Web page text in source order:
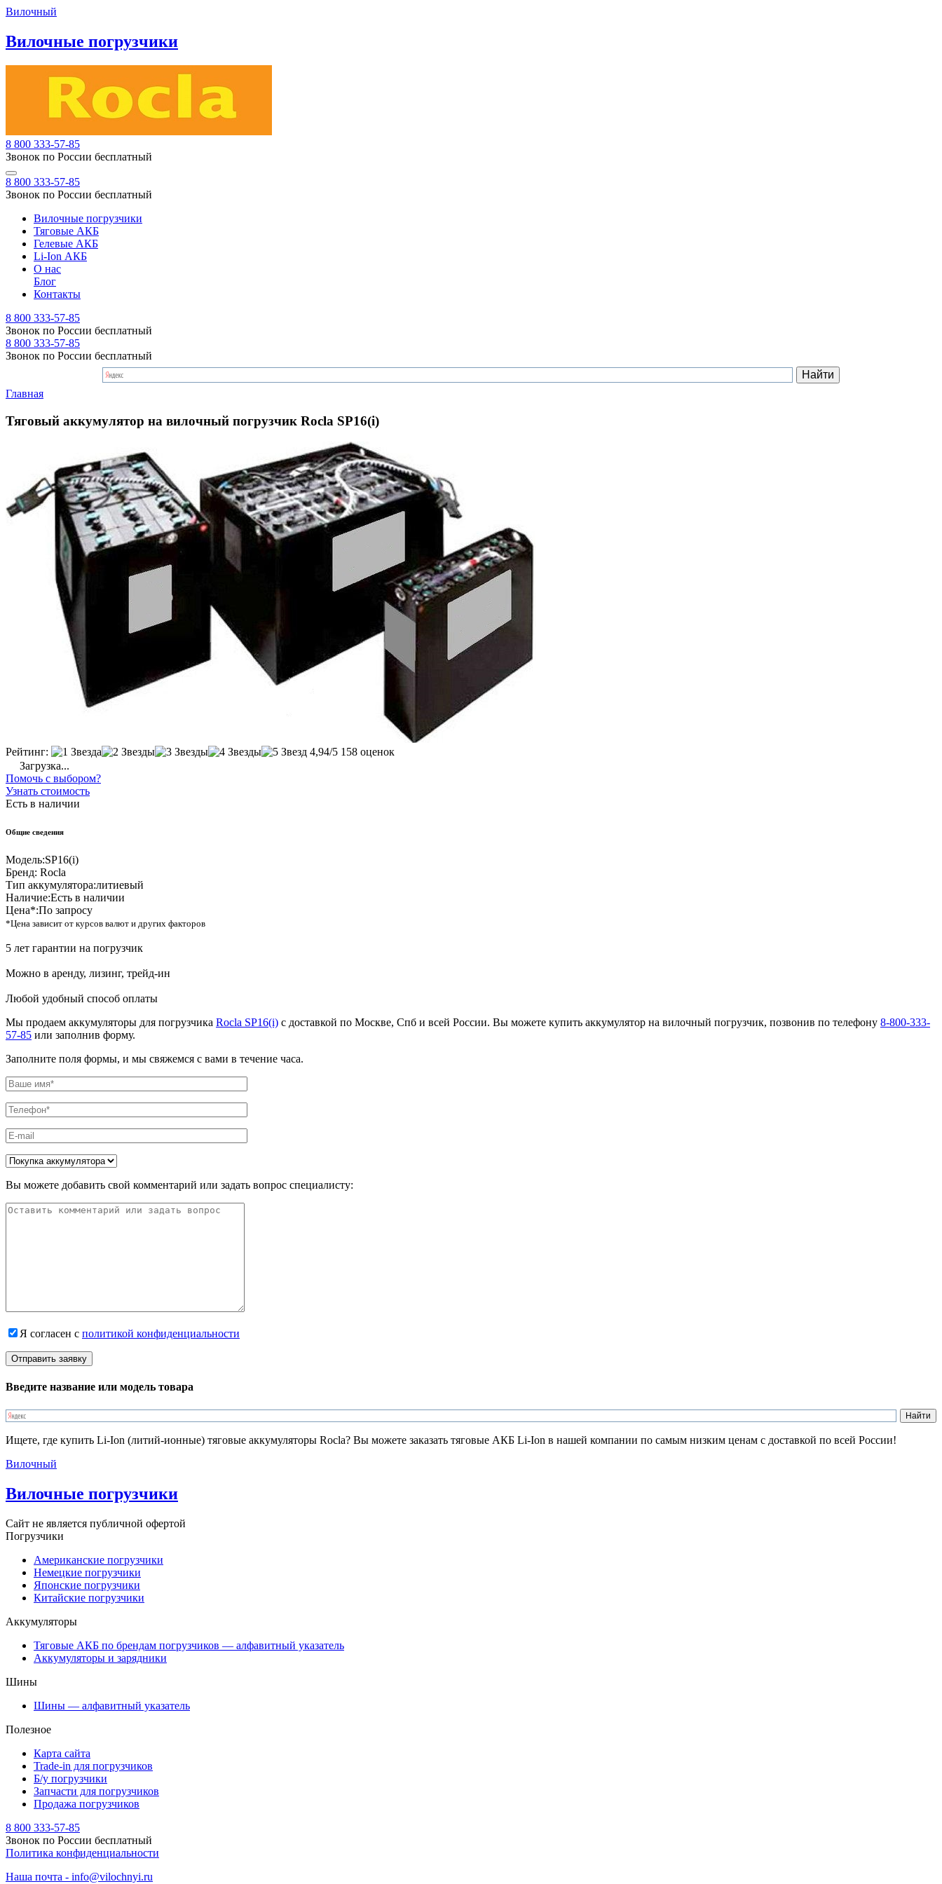
Вилочный
Вилочные погрузчики
8 800 333-57-85
Звонок по России бесплатный
8 800 333-57-85
Звонок по России бесплатный
Вилочные погрузчики
Тяговые АКБ
Гелевые АКБ
Li-Ion АКБ
О нас
Блог
Контакты
8 800 333-57-85
Звонок по России бесплатный
8 800 333-57-85
Звонок по России бесплатный
Главная
Тяговый аккумулятор на вилочный погрузчик Rocla SP16(i)
Рейтинг: 4,94/5 158 оценок
Загрузка...
Помочь с выбором?
Узнать стоимость
Есть в наличии
Общие сведения
Модель:SP16(i)
Бренд: Rocla
Тип аккумулятора:литиевый
Наличие:Есть в наличии
Цена*:По запросу
*Цена зависит от курсов валют и других факторов
5 лет гарантии на погрузчик
Можно в аренду, лизинг, трейд-ин
Любой удобный способ оплаты
Мы продаем аккумуляторы для погрузчика Rocla SP16(i) с доставкой по Москве, Спб и всей России. Вы можете купить аккумулятор на вилочный погрузчик, позвонив по телефону 8-800-333-
57-85 или заполнив форму.
Заполните поля формы, и мы свяжемся с вами в течение часа.
Вы можете добавить свой комментарий или задать вопрос специалисту:
Я согласен с политикой конфиденциальности
Введите название или модель товара
Ищете, где купить Li-Ion (литий-ионные) тяговые аккумуляторы Rocla? Вы можете заказать тяговые АКБ Li-Ion в нашей компании по самым низким ценам с доставкой по всей России!
Вилочный
Вилочные погрузчики
Сайт не является публичной офертой
Погрузчики
Американские погрузчики
Немецкие погрузчики
Японские погрузчики
Китайские погрузчики
Аккумуляторы
Тяговые АКБ по брендам погрузчиков — алфавитный указатель
Аккумуляторы и зарядники
Шины
Шины — алфавитный указатель
Полезное
Карта сайта
Trade-in для погрузчиков
Б/у погрузчики
Запчасти для погрузчиков
Продажа погрузчиков
8 800 333-57-85
Звонок по России бесплатный
Политика конфиденциальности
Наша почта - info@vilochnyi.ru